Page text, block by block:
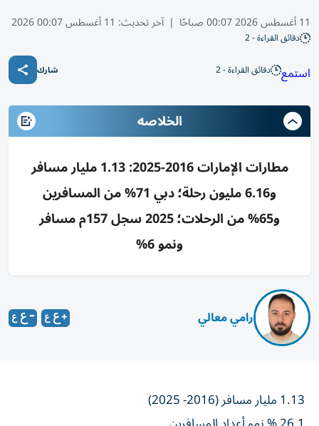
11 أغسطس 2026 00:07 صباحًا | آخر تحديث: 11 أغسطس 00:07 2026
دقائق القراءة - 2
استمع دقائق القراءة - 2 شارك
الخلاصه
مطارات الإمارات 2016-2025: 1.13 مليار مسافر
و6.16 مليون رحلة؛ دبي 71% من المسافرين
و65% من الرحلات؛ 2025 سجل 157م مسافر
ونمو 6%
رامي معالي
26.1 % نمو أعداد المسافرين